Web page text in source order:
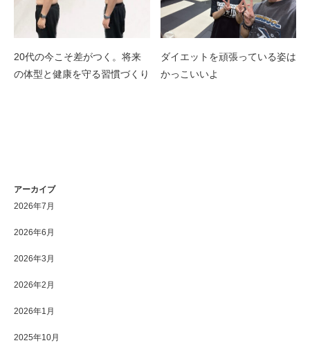
20代の今こそ差がつく。将来
の体型と健康を守る習慣づくり
ダイエットを頑張っている姿は
かっこいいよ
アーカイブ
2026年7月
2026年6月
2026年3月
2026年2月
2026年1月
2025年10月